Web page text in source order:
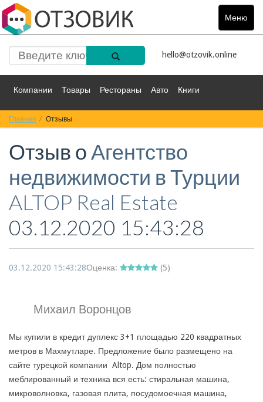
Меню
Toggle
hello@otzovik.online
Компании Товары Рестораны Авто Книги
Спорт Фильмы
Красота Здоровье Остальное
Главная Отзывы
Отзыв оАгентство
недвижимости в Турции
ALTOP Real Estate
03.12.2020 15:43:28
03.12.2020 15:43:28Оценка: (5)
Михаил Воронцов
Мы купили в кредит дуплекс 3+1 площадью 220 квадратных
метров в Махмутларе. Предложение было размещено на
сайте турецкой компании Altop. Дом полностью
меблированный и техника вся есть: стиральная машина,
микроволновка, газовая плита, посудомоечная машина,